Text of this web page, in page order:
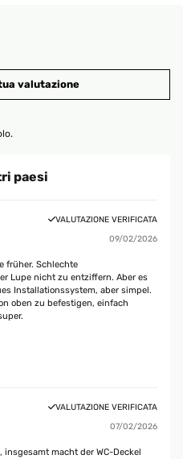
valutazione
paesi
VALUTAZIONE VERIFICATA
09/02/2026
früher. Schlechte
Lupe nicht zu entziffern. Aber es
Installationssystem, aber simpel.
oben zu befestigen, einfach
VALUTAZIONE VERIFICATA
07/02/2026
macht der WC-Deckel